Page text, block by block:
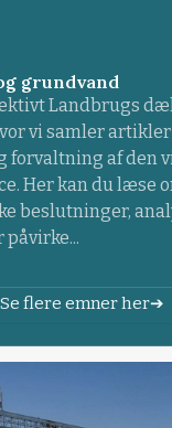
grundvand
Landbrugs
vi samler
forvaltning af den
Her kan du læse
beslutninger,
Se flere emner her